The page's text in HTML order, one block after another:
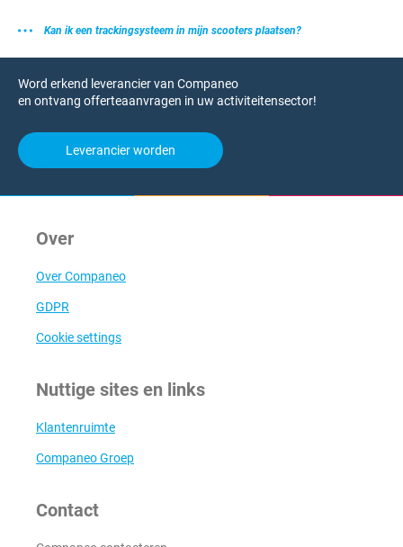
Kan ik een trackingsysteem in mijn scooters plaatsen?
Word erkend leverancier van Companeo
en ontvang offerteaanvragen in uw activiteitensector!
Leverancier worden
Over
Over Companeo
GDPR
Cookie settings
Nuttige sites en links
Klantenruimte
Companeo Groep
Contact